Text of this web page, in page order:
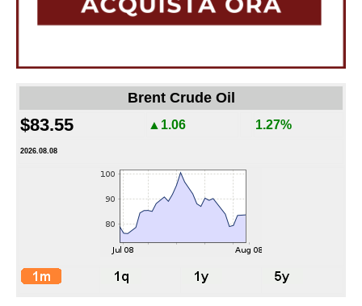
Brent Crude Oil
$83.55 ▲1.06 1.27%
2026.08.08